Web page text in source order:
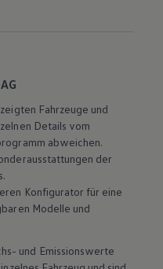
Fahrzeuge und
Details vom
abweichen.
der
Konfigurator für eine
Modelle und
und Emissionswerte